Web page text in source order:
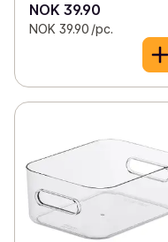
NOK 39.90
NOK 39.90 /pc.